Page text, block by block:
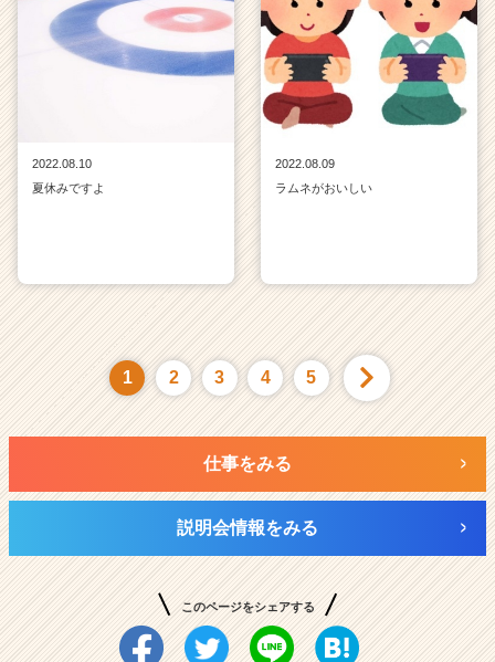
2022.08.10
夏休みですよ
2022.08.09
ラムネがおいしい
1 2 3 4 5
仕事をみる
説明会情報をみる
このページをシェアする